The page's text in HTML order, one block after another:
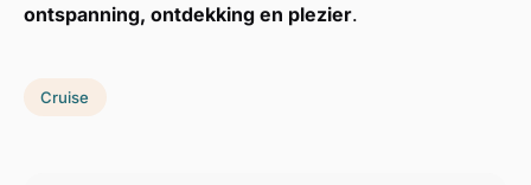
ontspanning, ontdekking en plezier.
Cruise